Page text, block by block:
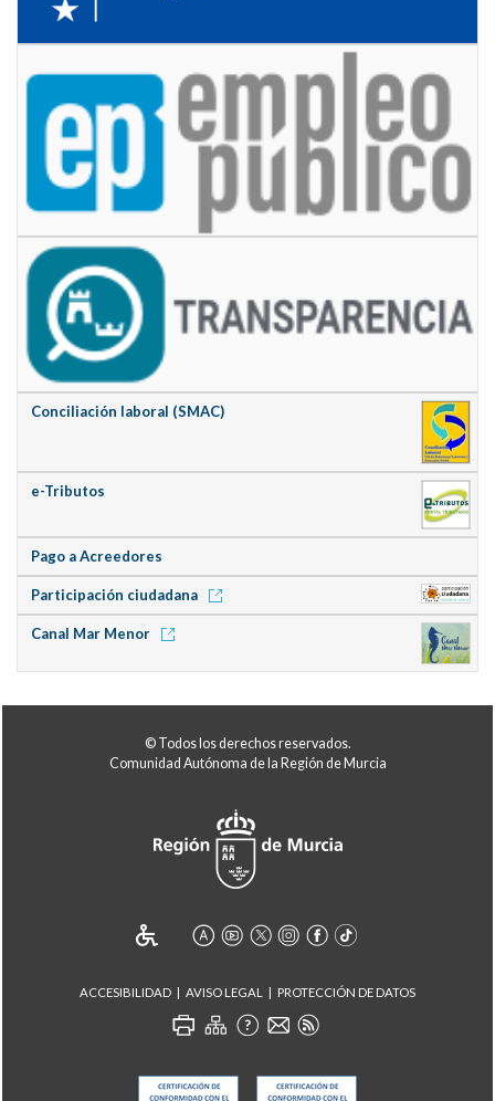
Conciliación laboral (SMAC)
e-Tributos
Pago a Acreedores
Participación ciudadana
Canal Mar Menor
© Todos los derechos reservados.
Comunidad Autónoma de la Región de Murcia
ACCESIBILIDAD AVISO LEGAL PROTECCIÓN DE DATOS